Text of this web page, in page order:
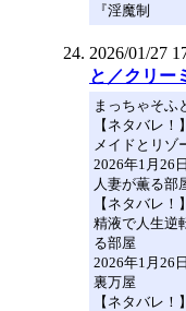
『淫魔制
2026/01/27
と／クリー
まっちゃそふ
【ネタバレ
メイドとリゾ
2026年1月26日
人妻が薫る部
【ネタバレ
精液で人生逆
る部屋
2026年1月26日
裏万屋
【ネタバレ